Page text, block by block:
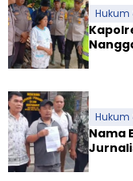
Hukum
Hukum
Nama